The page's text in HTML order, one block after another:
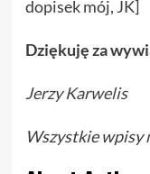
dopisek mój, JK]
Dziękuję za
Jerzy Karwelis
Wszystkie wpisy